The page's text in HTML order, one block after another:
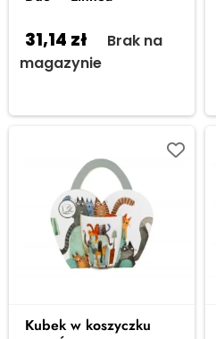
31,14 zł
Brak na
magazynie
Kubek w koszyczku